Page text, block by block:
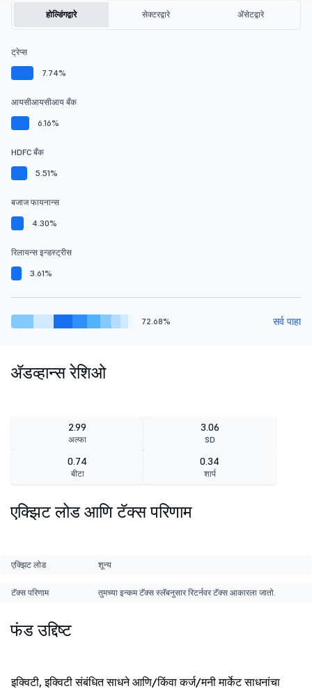
होल्डिंगद्वारे सेक्टरद्वारे ॲसेटद्वारे
ट्रेप्स
7.74%
आयसीआयसीआय बँक
6.16%
HDFC बँक
5.51%
बजाज फायनान्स
4.30%
रिलायन्स इन्डस्ट्रीस
3.61%
72.68% सर्व पाहा
ॲडव्हान्स रेशिओ
2.99
अल्फा
3.06
SD
0.74
बीटा
0.34
शार्प
एक्झिट लोड आणि टॅक्स परिणाम
एक्झिट लोड शून्य
टॅक्स परिणाम तुमच्या इन्कम टॅक्स स्लॅबनुसार रिटर्नवर टॅक्स आकारला जातो.
फंड उद्दिष्ट
इक्विटी, इक्विटी संबंधित साधने आणि/किंवा कर्ज/मनी मार्केट साधनांचा